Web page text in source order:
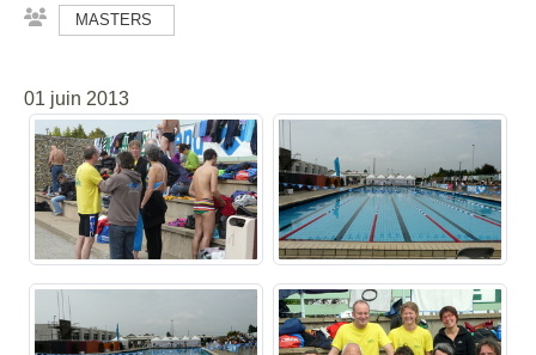
MASTERS
01 juin 2013